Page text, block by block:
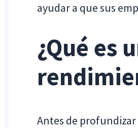
ayudar a que sus
¿Qué es
Antes de profundizar